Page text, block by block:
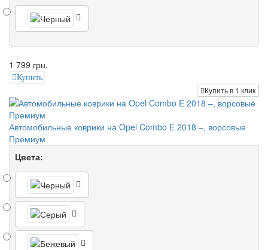
1 799 грн.
Купить
Купить в 1 клик
Автомобильные коврики на Opel Combo E 2018 –, ворсовые
Премиум
Цвета: